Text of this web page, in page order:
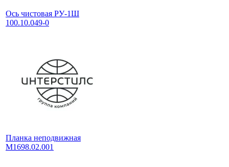
Ось чистовая РУ-1Ш
100.10.049-0
Планка неподвижная
М1698.02.001